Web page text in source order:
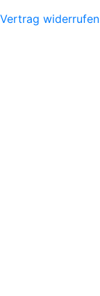
Vertrag widerrufen